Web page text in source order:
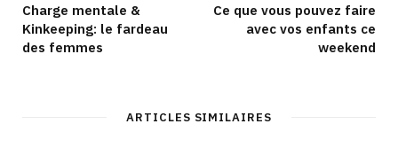
Charge mentale &
Kinkeeping: le fardeau
des femmes
Ce que vous pouvez faire
avec vos enfants ce
weekend
ARTICLES SIMILAIRES